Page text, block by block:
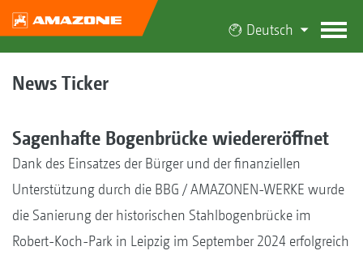
Deutsch
News Ticker
Sagenhafte Bogenbrücke wiedereröffnet
Dank des Einsatzes der Bürger und der finanziellen
Unterstützung durch die BBG / AMAZONEN-WERKE wurde
die Sanierung der historischen Stahlbogenbrücke im
Robert-Koch-Park in Leipzig im September 2024 erfolgreich